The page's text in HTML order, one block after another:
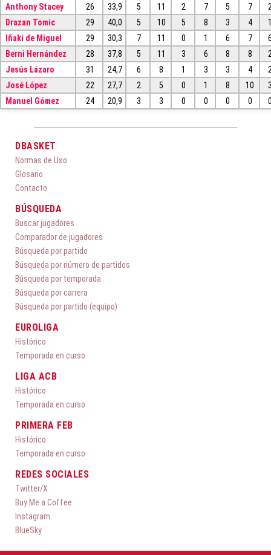
Anthony Stacey
26 33,9 5 11 2 7 5 7
Drazan Tomic
29 40,0 5 10 5 8 3 4
Iñaki de Miguel
29 30,3 7 11 0 1 6 7
Berni Hernández
28 37,8 5 11 3 6 8 8
Jesús Lázaro
31 24,7 6 8 1 3 3 4
José López
22 27,7 2 5 0 1 8 10
Manuel Gómez
24 20,9 3 3 0 0 0 0
DBASKET
Normas de Uso
Glosario
Contacto
BÚSQUEDA
Buscar jugadores
Comparador de jugadores
Búsqueda por partido
Búsqueda por número de partidos
Búsqueda por temporada
Búsqueda por carrera
Búsqueda por partido (equipo)
EUROLIGA
Histórico
Temporada en curso
LIGA ACB
Histórico
Temporada en curso
PRIMERA FEB
Histórico
Temporada en curso
REDES SOCIALES
Twitter/X
Buy Me a Coffee
Instagram
BlueSky